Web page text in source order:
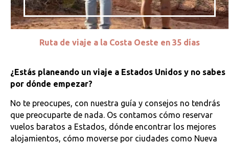
Ruta de viaje a la Costa Oeste en 35 días
¿Estás planeando un viaje a Estados Unidos y no sabes
por dónde empezar?
No te preocupes, con nuestra guía y consejos no tendrás
que preocuparte de nada. Os contamos cómo reservar
vuelos baratos a Estados, dónde encontrar los mejores
alojamientos, cómo moverse por ciudades como Nueva